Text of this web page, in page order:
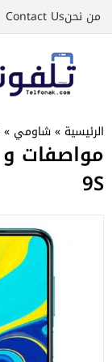
إلىمن نحنContact Us
الرئيسية »شاومي »
9S